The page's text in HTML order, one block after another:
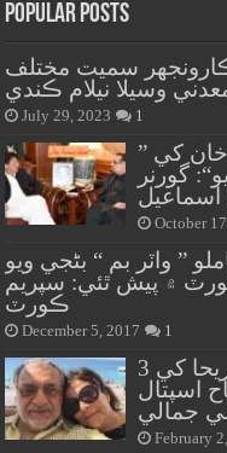
Popular Posts
تي ڪارونجهر سميت مختلف
وسيلا نيلام ڪندي
July 29, 2023 1
” فرزند ڪراچي لياقت علي خان کي
گورنر
October
” واٽر بم “ بڻجي ويو
۾ پيش ٿئي: سپريم
ڪورٽ
December 5, 2017 1
هزار خان بجاراڻي کي هڪ ۽ فريحا کي 3
اسپتال
جمالي
February